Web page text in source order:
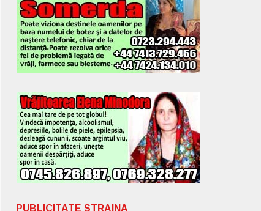
PUBLICITATE STRAINA